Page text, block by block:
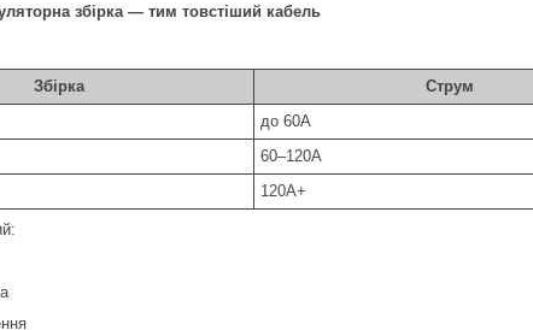
збірка — тим товстіший кабель
Збірка Струм
до 60A
60–120A
120A+